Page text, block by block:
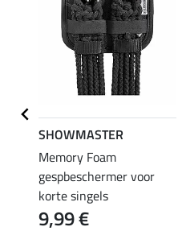
SHOWMASTER
Memory Foam
gespbeschermer voor
korte singels
9,99 €